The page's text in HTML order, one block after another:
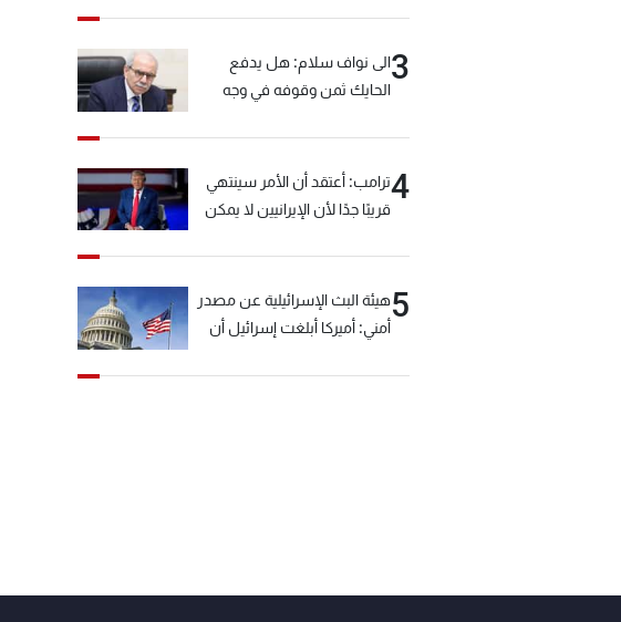
3الى نواف سلام: هل يدفع
الحايك ثمن وقوفه في وجه
4ترامب: أعتقد أن الأمر سينتهي
قريبًا جدًا لأن الإيرانيين لا يمكن
5هيئة البث الإسرائيلية عن مصدر
أمني: أميركا أبلغت إسرائيل أن